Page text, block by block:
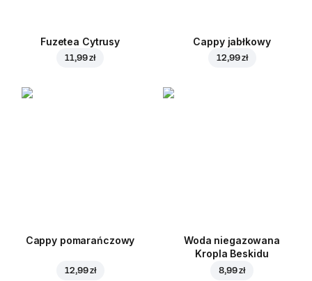
Fuzetea Cytrusy
11,99 zł
Cappy jabłkowy
12,99 zł
Cappy pomarańczowy
12,99 zł
Woda niegazowana
Kropla Beskidu
8,99 zł